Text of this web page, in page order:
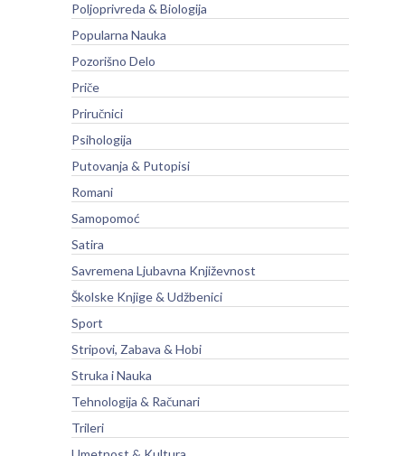
Poljoprivreda & Biologija
Popularna Nauka
Pozorišno Delo
Priče
Priručnici
Psihologija
Putovanja & Putopisi
Romani
Samopomoć
Satira
Savremena Ljubavna Književnost
Školske Knjige & Udžbenici
Sport
Stripovi, Zabava & Hobi
Struka i Nauka
Tehnologija & Računari
Trileri